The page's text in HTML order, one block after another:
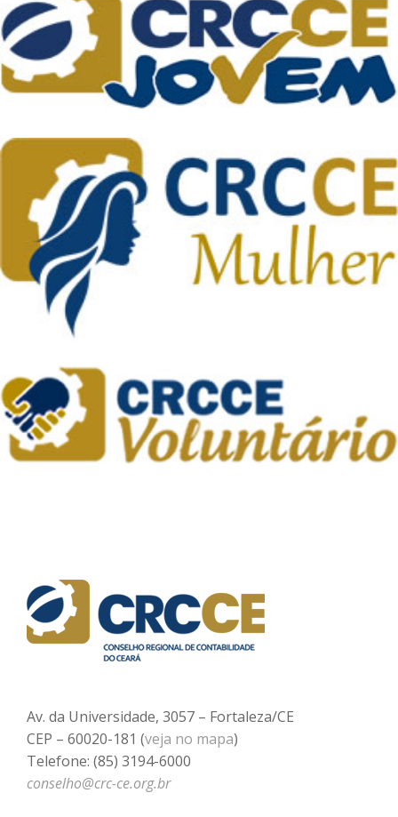
Av. da Universidade, 3057 – Fortaleza/CE
CEP – 60020-181 (veja no mapa)
Telefone: (85) 3194-6000
conselho@crc-ce.org.br